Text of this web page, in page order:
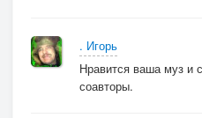
. Игорь
Нравится ваша муз и
соавторы.